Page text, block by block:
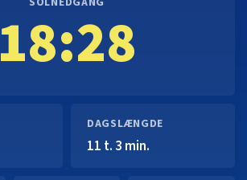
18:28
DAGSLÆNGDE
11 t. 3 min.